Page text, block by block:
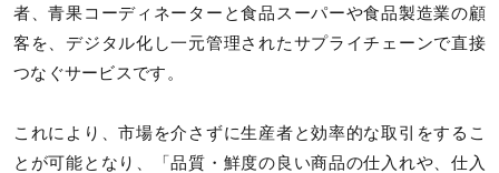
者、青果コーディネーターと食品スーパーや食品製造業の顧
客を、デジタル化し一元管理されたサプライチェーンで直接
つなぐサービスです。
これにより、市場を介さずに生産者と効率的な取引をするこ
とが可能となり、「品質・鮮度の良い商品の仕入れや、仕入